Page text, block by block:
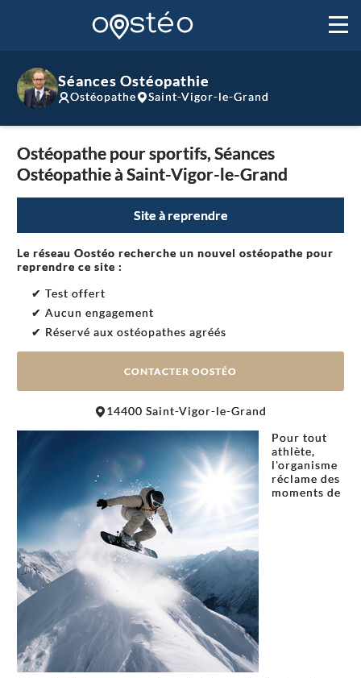
Séances Ostéopathie
Ostéopathe Saint-Vigor-le-Grand
Ostéopathe pour sportifs, Séances
Ostéopathie à Saint-Vigor-le-Grand
Site à reprendre
Le réseau Oostéo recherche un nouvel ostéopathe pour
reprendre ce site :
✔ Test offert
✔ Aucun engagement
✔ Réservé aux ostéopathes agréés
CONTACTER OOSTÉO
+
14400 Saint-Vigor-le-Grand
Pour tout
athlète,
l'organisme
réclame des
moments de